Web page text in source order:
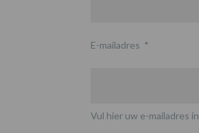
E-mailadres *
Vul hier uw e-mailadres in